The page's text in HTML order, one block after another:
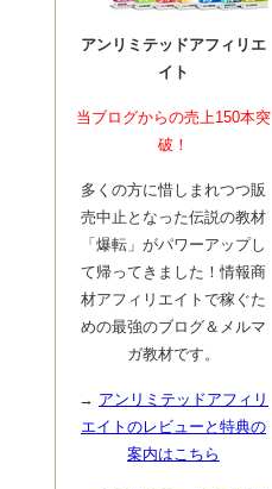
アンリミテッドアフィリエ
イト
当ブログからの売上150本突
破！
多くの方に惜しまれつつ販
売中止となった伝説の教材
「爆転」がパワーアップし
て帰ってきました！情報商
材アフィリエイトで稼ぐた
めの最強のブログ＆メルマ
ガ教材です。
→ アンリミテッドアフィリ
エイトのレビューと特典の
案内はこちら